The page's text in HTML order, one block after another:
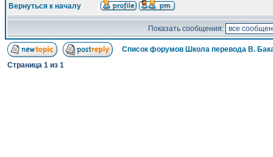
Вернуться к началу
Показать сообщения:
Список форумов Школа перевода В.
Страница 1 из 1